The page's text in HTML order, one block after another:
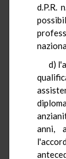
d.P.R.
d)
anni,